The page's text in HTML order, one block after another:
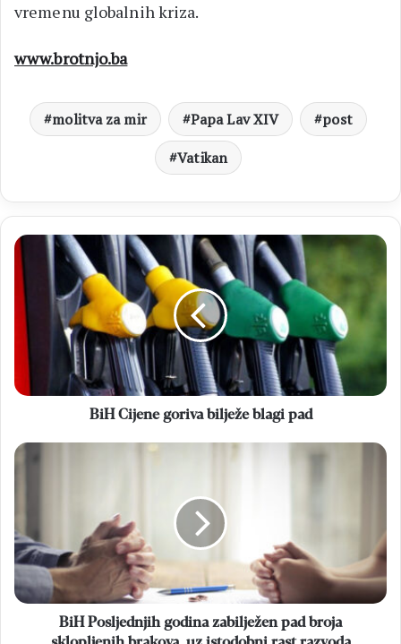
vremenu globalnih kriza.
www.brotnjo.ba
molitva za mir Papa Lav XIV
post
Vatikan
BiH
Cijene
goriva
bilježe
blagi
pad
BiH Cijene goriva bilježe blagi pad
BiH
broja
sklopljenih
brakova,
uz
istodobniBiH Posljednjih godina zabilježen pad broja